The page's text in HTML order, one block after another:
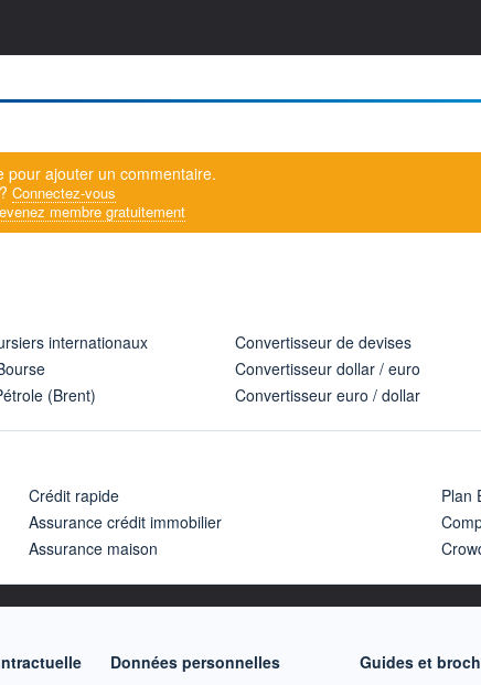
pour ajouter un commentaire.
Connectez-vous
membre gratuitement
internationaux
(Brent)
Convertisseur de devises
Convertisseur dollar / euro
Convertisseur euro / dollar
Crédit rapide
Assurance crédit immobilier
Assurance maison
Plan
Données personnelles Guides et